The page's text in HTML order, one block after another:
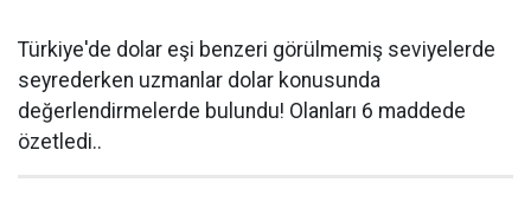
Türkiye'de dolar eşi benzeri görülmemiş seviyelerde
seyrederken uzmanlar dolar konusunda
değerlendirmelerde bulundu! Olanları 6 maddede
özetledi..